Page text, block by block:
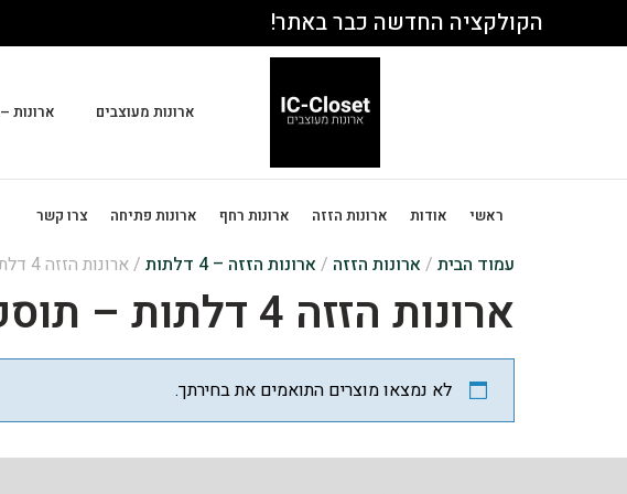
הקולקציה החדשה כבר באתר!
ארונות מעוצבים ארונות – 2 דלתות
ראשי אודות ארונות הזזה ארונות רחף ארונות פתיחה צרו קשר
עמוד הבית / ארונות הזזה / ארונות הזזה – 4 דלתות / ארונות הזזה 4 דלתות – תוספות זכוכית
ארונות הזזה 4 דלתות – תוספות זכוכית
לא נמצאו מוצרים התואמים את בחירתך.